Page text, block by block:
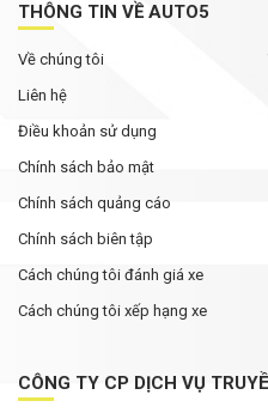
mua tiết kiệm
THÔNG TIN VỀ AUTO5
Về chúng tôi
Liên hệ
Điều khoản sử dụng
Chính sách bảo mật
Chính sách quảng cáo
Chính sách biên tập
Cách chúng tôi đánh giá xe
Cách chúng tôi xếp hạng xe
CÔNG TY CP DỊCH VỤ